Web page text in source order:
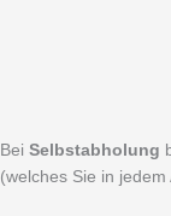
Bei Selbstabholung
(welches Sie in